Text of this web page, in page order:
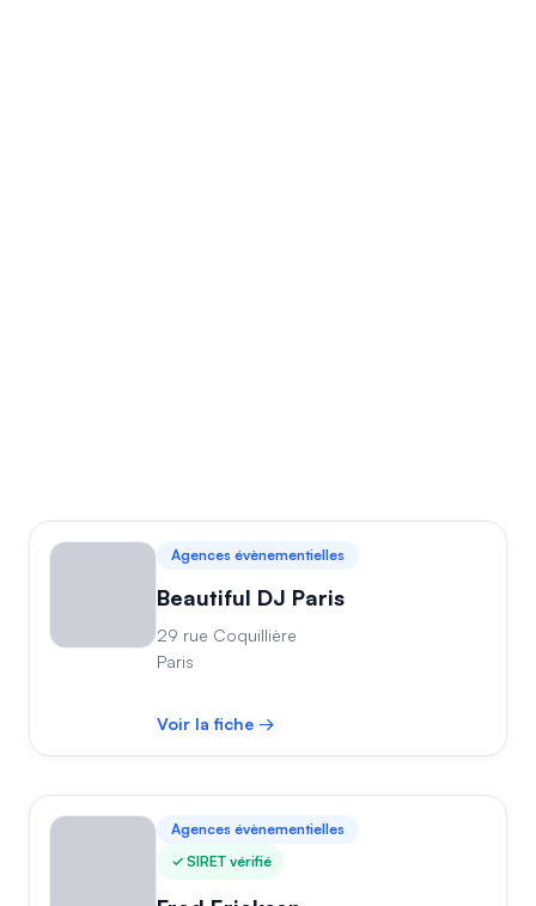
Agences évènementielles
Beautiful DJ Paris
29 rue Coquillière
Paris
Voir la fiche →
Agences évènementielles
SIRET vérifié